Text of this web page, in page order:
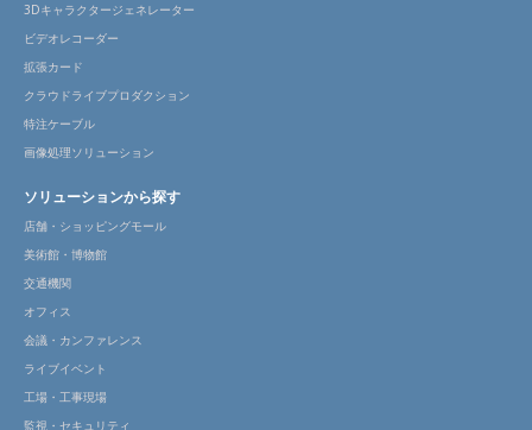
3Dキャラクタージェネレーター
ビデオレコーダー
拡張カード
クラウドライブプロダクション
特注ケーブル
画像処理ソリューション
ソリューションから探す
店舗・ショッピングモール
美術館・博物館
交通機関
オフィス
会議・カンファレンス
ライブイベント
工場・工事現場
監視・セキュリティ